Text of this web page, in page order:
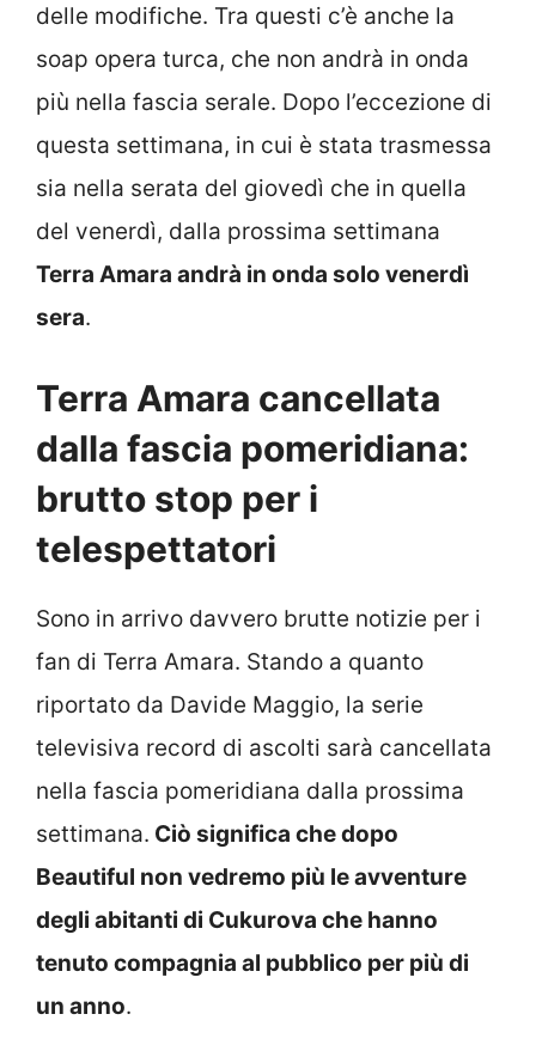
delle modifiche. Tra questi c’è anche la
soap opera turca, che non andrà in onda
più nella fascia serale. Dopo l’eccezione di
questa settimana, in cui è stata trasmessa
sia nella serata del giovedì che in quella
del venerdì, dalla prossima settimana
Terra Amara andrà in onda solo venerdì
sera.
Terra Amara cancellata
dalla fascia pomeridiana:
brutto stop per i
telespettatori
Sono in arrivo davvero brutte notizie per i
fan di Terra Amara. Stando a quanto
riportato da Davide Maggio, la serie
televisiva record di ascolti sarà cancellata
nella fascia pomeridiana dalla prossima
settimana. Ciò significa che dopo
Beautiful non vedremo più le avventure
degli abitanti di Cukurova che hanno
tenuto compagnia al pubblico per più di
un anno.